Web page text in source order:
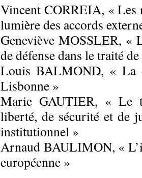
Vincent CORREIA, « Les
lumière des accords
Geneviève MOSSLER, «
de défense dans le traité
Louis BALMOND, « La
Lisbonne »
Marie GAUTIER, « Le
liberté, de sécurité et de
institutionnel »
Arnaud BAULIMON, «
européenne »